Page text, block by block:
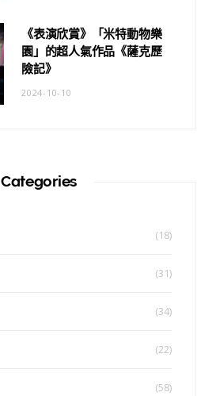
《表演欣賞》「米特動物樂
園」的超人氣作品《薩克歷
險記》
2024-10-10
Categories
(18)
(31)
(34)
(22)
(58)